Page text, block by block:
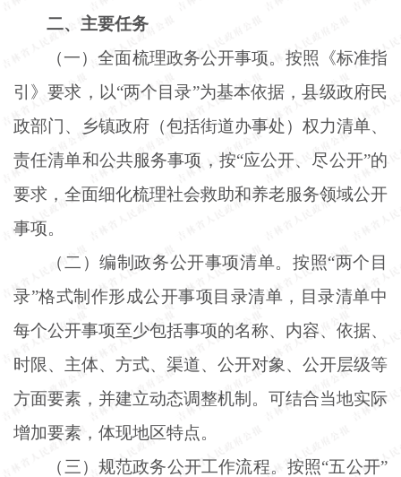
二、主要任务
（一）全面梳理政务公开事项。按照《标准指
引》要求，以“两个目录”为基本依据，县级政府民
政部门、乡镇政府（包括街道办事处）权力清单、
责任清单和公共服务事项，按“应公开、尽公开”的
要求，全面细化梳理社会救助和养老服务领域公开
事项。
（二）编制政务公开事项清单。按照“两个目
录”格式制作形成公开事项目录清单，目录清单中
每个公开事项至少包括事项的名称、内容、依据、
时限、主体、方式、渠道、公开对象、公开层级等
方面要素，并建立动态调整机制。可结合当地实际
增加要素，体现地区特点。
（三）规范政务公开工作流程。按照“五公开”